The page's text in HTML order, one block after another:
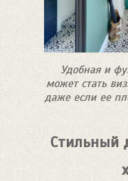
Удобная и
может стать
даже если ее
Стильный